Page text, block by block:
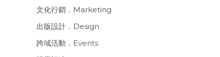
文化行銷．Marketing
出版設計．Design
跨域活動．Events